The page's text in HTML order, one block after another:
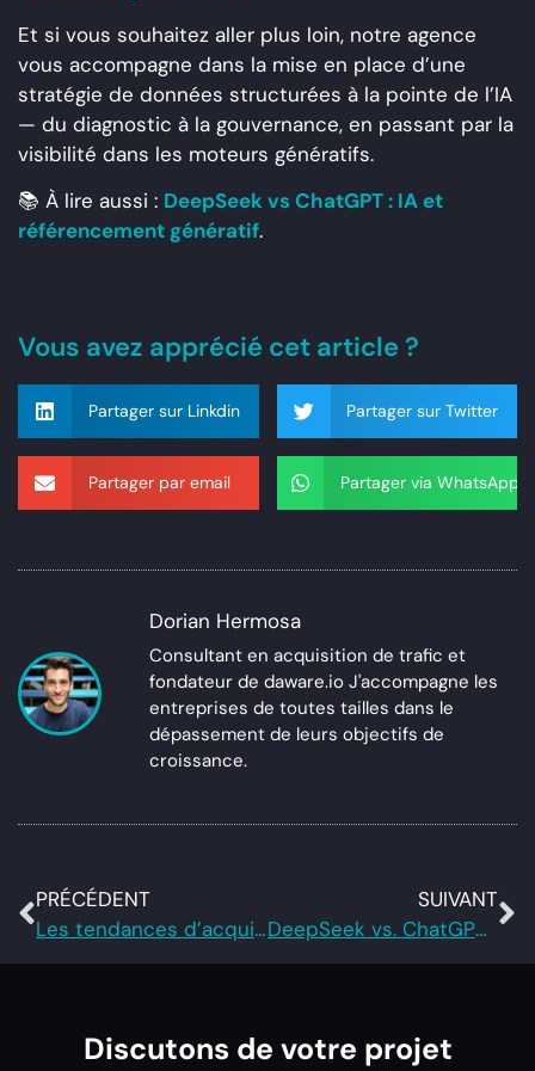
Et si vous souhaitez aller plus loin, notre agence
vous accompagne dans la mise en place d’une
stratégie de données structurées à la pointe de l’IA
— du diagnostic à la gouvernance, en passant par la
visibilité dans les moteurs génératifs.
📚 À lire aussi : DeepSeek vs ChatGPT : IA et
référencement génératif.
Vous avez apprécié cet article ?
Partager sur Linkdin Partager sur Twitter
Partager par email Partager via WhatsApp
Dorian Hermosa
Consultant en acquisition de trafic et
fondateur de daware.io J'accompagne les
entreprises de toutes tailles dans le
dépassement de leurs objectifs de
croissance.
PRÉCÉDENT
Les tendances d’acquisition digitale à ne pas manquer en 2026
SUIVANT
DeepSeek vs. ChatGPT : Le Duel des Titans de l’IA
Discutons de votre projet